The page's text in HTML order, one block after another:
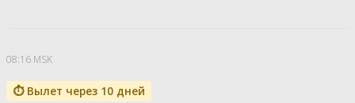
08:16 MSK
⏱ Вылет через 10 дней